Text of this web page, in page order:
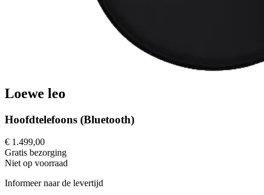
Loewe leo
Hoofdtelefoons (Bluetooth)
€ 1.499,00
Gratis bezorging
Niet op voorraad
Informeer naar de levertijd